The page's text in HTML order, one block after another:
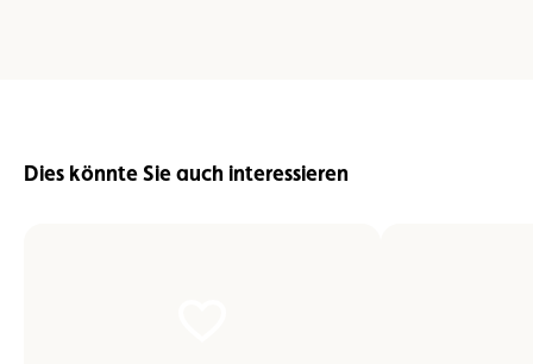
Dies könnte Sie auch interessieren